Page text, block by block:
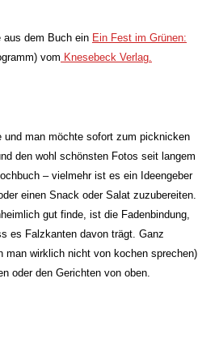
aus dem Buch ein Ein Fest im Grünen:
vom Knesebeck Verlag.
man möchte sofort zum picknicken
den wohl schönsten Fotos seit langem
– vielmehr ist es ein Ideengeber
einen Snack oder Salat zuzubereiten.
gut finde, ist die Fadenbindung,
es Falzkanten davon trägt. Ganz
man wirklich nicht von kochen sprechen)
oder den Gerichten von oben.